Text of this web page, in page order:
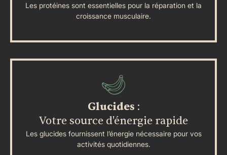
Les protéines sont essentielles pour la réparation et la
croissance musculaire.
Glucides :
Votre source d'énergie rapide
Les glucides fournissent l’énergie nécessaire pour vos
activités quotidiennes.